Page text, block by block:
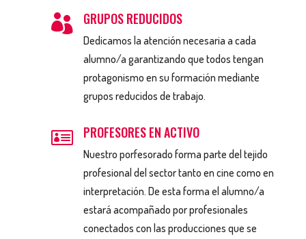
 GRUPOS REDUCIDOS
Dedicamos la atención necesaria a cada
alumno/a garantizando que todos tengan
protagonismo en su formación mediante
grupos reducidos de trabajo.
 PROFESORES EN ACTIVO
Nuestro porfesorado forma parte del tejido
profesional del sector tanto en cine como en
interpretación. De esta forma el alumno/a
estará acompañado por profesionales
conectados con las producciones que se